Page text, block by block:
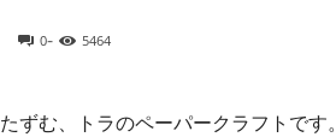
0- 5464
ずむ、トラのペーパークラフトです。